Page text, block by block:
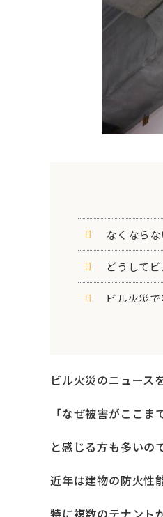
なくならな
どうして
ビル火災
ビル火災
危害防止
ビル火災のニュース
「なぜ被害がここま
と感じる方も多いの
近年は建物の防火性
特に複数のテナント